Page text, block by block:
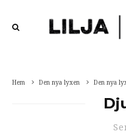
Hem Den nya lyxen Den nya